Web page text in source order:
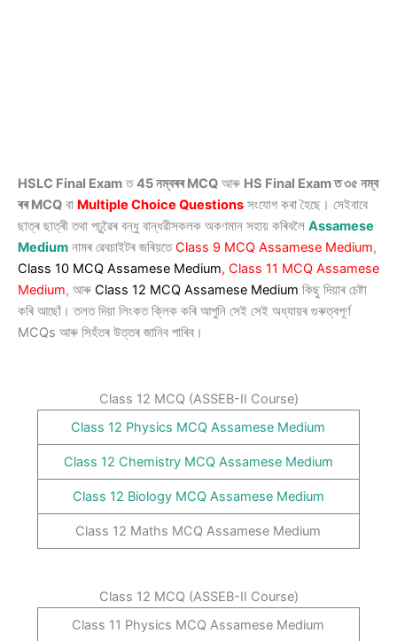
HSLC Final Examত45 নম্বৰৰ MCQ আৰু HS Final Exam ত ৩৫ নম্ব​
ৰৰ MCQ বা Multiple Choice Questions সংযোগ কৰা হৈছে। সেইবাবে
ছাত্ৰ ছাত্ৰী তথা পঢ়ুৱৈৰ বন্ধু বান্ধৱীসকলক অকণমান সহায় কৰিবলৈ Assamese
Medium নামৰ ৱেবচাইটৰ জৰিয়তেClass 9 MCQ Assamese Medium,
Class 10 MCQ Assamese Medium, Class 11 MCQ Assamese
Medium, আৰু Class 12 MCQ Assamese Medium কিছু দিয়াৰ চেষ্টা
কৰি আছোঁ। তলত দিয়া লিংকত ক্লিক কৰি আপুনি সেই সেই অধ্যায়ৰ গুৰুত্বপূৰ্ণ
MCQs আৰু সিহঁতৰ উত্তৰ জানিব পাৰিব।
Class 12 MCQ (ASSEB-II Course)
Class 12 Physics MCQ Assamese Medium
Class 12 Chemistry MCQ Assamese Medium
Class 12 Biology MCQ Assamese Medium
Class 12 Maths MCQ Assamese Medium
Class 12 MCQ (ASSEB-II Course)
Class 11 Physics MCQ Assamese Medium